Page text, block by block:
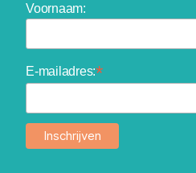
Voornaam:
E-mailadres:*